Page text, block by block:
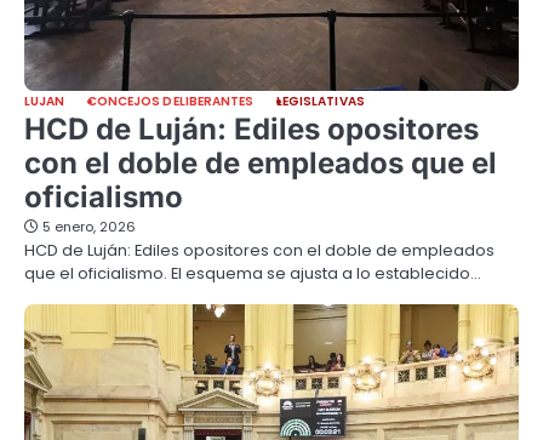
LUJAN CONCEJOS DELIBERANTES LEGISLATIVAS
HCD de Luján: Ediles opositores
con el doble de empleados que el
oficialismo
5 enero, 2026
HCD de Luján: Ediles opositores con el doble de empleados
que el oficialismo. El esquema se ajusta a lo establecido…